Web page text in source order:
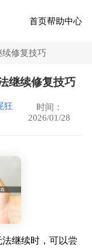
首页帮助中心
续修复技巧
继续修复技巧
狂
时间：
2026/01/28
法继续时，可以尝